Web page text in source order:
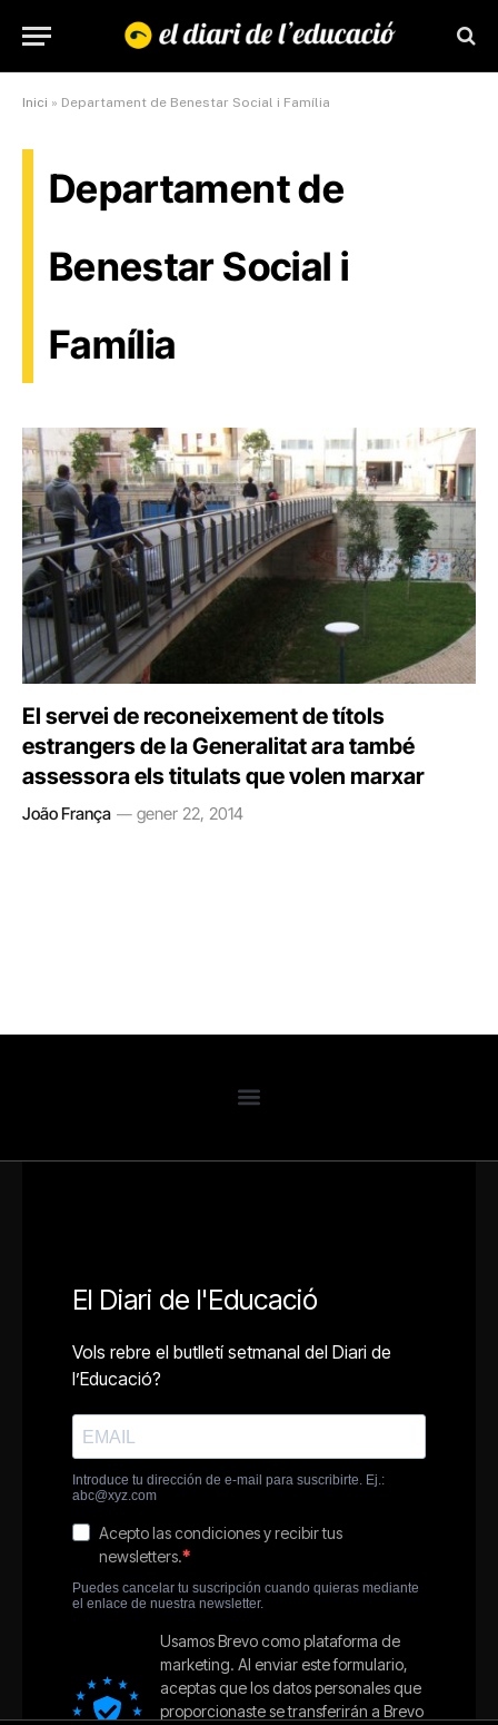
Inici » Departament de Benestar Social i Família
Departament de
Benestar Social i
Família
El servei de reconeixement de títols
estrangers de la Generalitat ara també
assessora els titulats que volen marxar
João França gener 22, 2014